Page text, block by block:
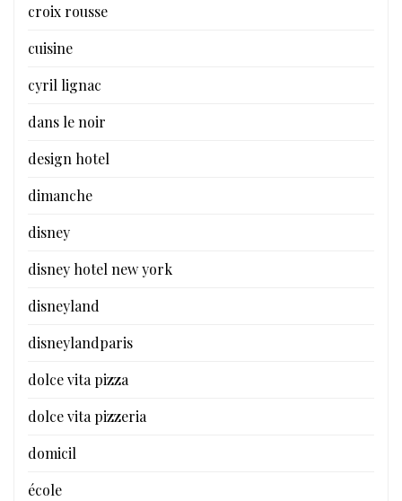
croix rousse
cuisine
cyril lignac
dans le noir
design hotel
dimanche
disney
disney hotel new york
disneyland
disneylandparis
dolce vita pizza
dolce vita pizzeria
domicil
école